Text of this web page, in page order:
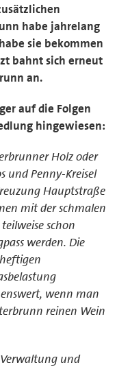
habe jahrelang
sie bekommen
bahnt sich erneut
an.
auf die Folgen
hingewiesen:
Holz oder
und Penny-Kreisel
Hauptstraße
mit der schmalen
schon
werden. Die
wenn man
reinen Wein
und